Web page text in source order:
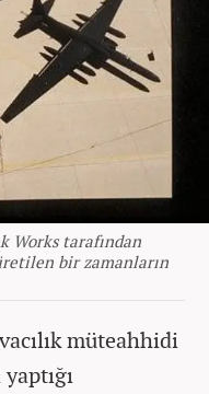
Works tarafından
bir zamanların
müteahhidi